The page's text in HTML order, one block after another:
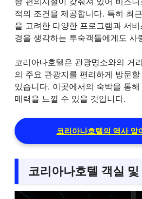
적의 조건을 제공합니다. 특히 최
을 고려한 다양한 프로그램과 서
경을 생각하는 투숙객들에게도 사
코리아나호텔은 관광명소와의 거
의 주요 관광지를 편리하게 방문
있습니다. 이곳에서의 숙박을 통
매력을 느낄 수 있을 것입니다.
코리아나호텔의 역사 알
코리아나호텔 객실 및